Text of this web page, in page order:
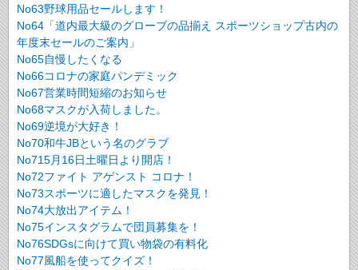
No63野球用品セールします！
No64「道内最大級のグローブの品揃え スポーツショップ古内の
年度末セールのご案内」
No65自慢したくなる
No66コロナの家庭パンデミック
No67営業時間短縮のお知らせ
No68マスクが入荷しました。
No69逆境が大好き！
No70和牛JBという名のグラブ
No715月16日土曜日より開店！
No72ファイト アゲンスト コロナ！
No73スポーツに適したマスクを発見！
No74大放出アイテム！
No75インスタグラムで団員募集を！
No76SDGsに向けて買い物袋の有料化
No77風船を使ってクイズ！